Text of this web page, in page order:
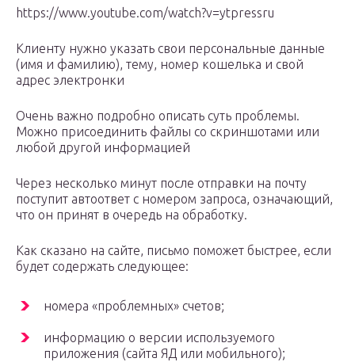
https://www.youtube.com/watch?v=ytpressru
Клиенту нужно указать свои персональные данные
(имя и фамилию), тему, номер кошелька и свой
адрес электронки
Очень важно подробно описать суть проблемы.
Можно присоединить файлы со скриншотами или
любой другой информацией
Через несколько минут после отправки на почту
поступит автоответ с номером запроса, означающий,
что он принят в очередь на обработку.
Как сказано на сайте, письмо поможет быстрее, если
будет содержать следующее:
номера «проблемных» счетов;
информацию о версии используемого
приложения (сайта ЯД или мобильного);